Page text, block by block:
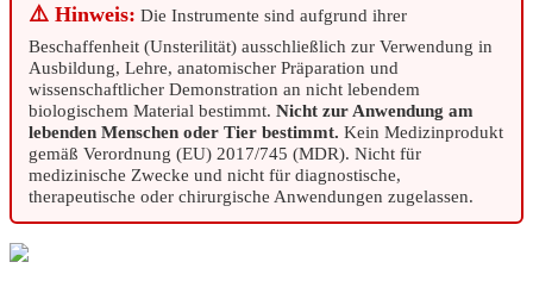
⚠️ Hinweis: Die Instrumente sind aufgrund ihrer
Beschaffenheit (Unsterilität) ausschließlich zur Verwendung in
Ausbildung, Lehre, anatomischer Präparation und
wissenschaftlicher Demonstration an nicht lebendem
biologischem Material bestimmt. Nicht zur Anwendung am
lebenden Menschen oder Tier bestimmt. Kein Medizinprodukt
gemäß Verordnung (EU) 2017/745 (MDR). Nicht für
medizinische Zwecke und nicht für diagnostische,
therapeutische oder chirurgische Anwendungen zugelassen.